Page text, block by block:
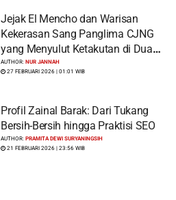
Jejak El Mencho dan Warisan
Kekerasan Sang Panglima CJNG
yang Menyulut Ketakutan di Dua
Benua
AUTHOR:NUR JANNAH
27 FEBRUARI 2026 | 01:01 WIB
Profil Zainal Barak: Dari Tukang
Bersih-Bersih hingga Praktisi SEO
AUTHOR:PRAMITA DEWI SURYANINGSIH
21 FEBRUARI 2026 | 23:56 WIB